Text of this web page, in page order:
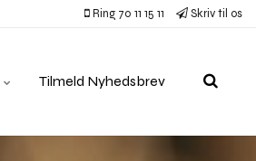
Ring 70 11 15 11 Skriv til os
Tilmeld Nyhedsbrev